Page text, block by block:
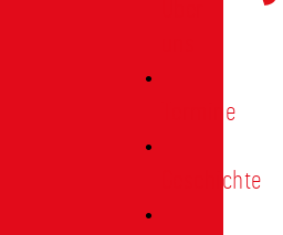
Termine
Geschichte